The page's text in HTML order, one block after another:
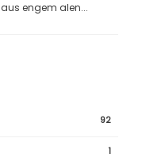
engem alen...
92
1